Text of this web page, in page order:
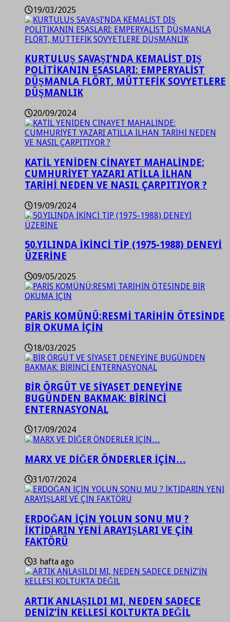
19/03/2025
KURTULUŞ SAVAŞI’NDA KEMALİST DIŞ
POLİTİKANIN ESASLARI: EMPERYALİST
DÜŞMANLA FLÖRT, MÜTTEFİK SOVYETLERE
DÜŞMANLIK
20/09/2024
KATİL YENİDEN CİNAYET MAHALİNDE:
CUMHURİYET YAZARI ATİLLA İLHAN
TARİHİ NEDEN VE NASIL ÇARPITIYOR ?
19/09/2024
50.YILINDA İKİNCİ TİP (1975-1988) DENEYİ
ÜZERİNE
09/05/2025
PARİS KOMÜNÜ:RESMİ TARİHİN ÖTESİNDE
BİR OKUMA İÇİN
18/03/2025
BİR ÖRGÜT VE SİYASET DENEYİNE
BUGÜNDEN BAKMAK: BİRİNCİ
ENTERNASYONAL
17/09/2024
MARX VE DİĞER ÖNDERLER İÇİN…
31/07/2024
ERDOĞAN İÇİN YOLUN SONU MU ?
İKTİDARIN YENİ ARAYIŞLARI VE ÇİN
FAKTÖRÜ
3 hafta ago
ARTIK ANLAŞILDI MI, NEDEN SADECE
DENİZ’İN KELLESİ KOLTUKTA DEĞİL